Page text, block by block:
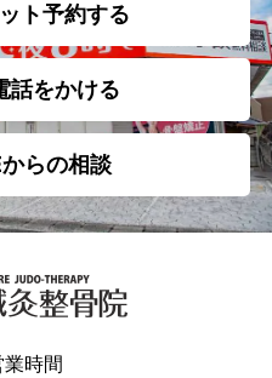
ト予約する
話をかける
らの相談
業時間